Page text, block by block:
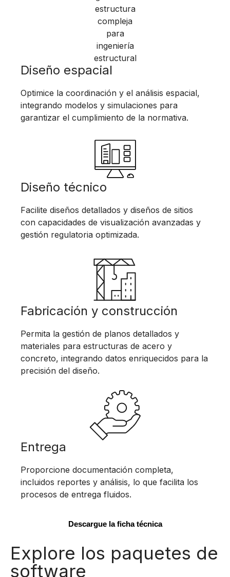
Diseño espacial
Optimice la coordinación y el análisis espacial,
integrando modelos y simulaciones para
garantizar el cumplimiento de la normativa.
Diseño técnico
Facilite diseños detallados y diseños de sitios
con capacidades de visualización avanzadas y
gestión regulatoria optimizada.
Fabricación y construcción
Permita la gestión de planos detallados y
materiales para estructuras de acero y
concreto, integrando datos enriquecidos para la
precisión del diseño.
Entrega
Proporcione documentación completa,
incluidos reportes y análisis, lo que facilita los
procesos de entrega fluidos.
Descargue la ficha técnica
Explore los paquetes de
software